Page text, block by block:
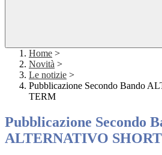
Home >
Novità >
Le notizie >
Pubblicazione Secondo Bando
TERM
Pubblicazione Secondo
ALTERNATIVO